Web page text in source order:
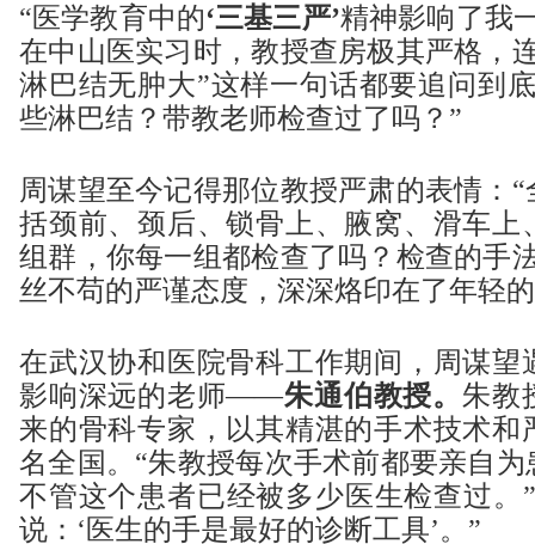
“医学教育中的‘三基三严’精神影响了我
在中山医实习时，教授查房极其严格，
淋巴结无肿大”这样一句话都要追问到
些淋巴结？带教老师检查过了吗？”
周谋望至今记得那位教授严肃的表情：
括颈前、颈后、锁骨上、腋窝、滑车上
组群，你每一组都检查了吗？检查的手
丝不苟的严谨态度，深深烙印在了年轻
在武汉协和医院骨科工作期间，周谋望
影响深远的老师——朱通伯教授。 朱教
来的骨科专家，以其精湛的手术技术和
名全国。“朱教授每次手术前都要亲自
不管这个患者已经被多少医生检查过。
说：‘医生的手是最好的诊断工具’。”